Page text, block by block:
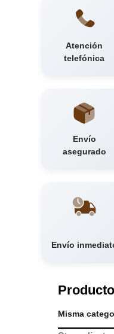
Atención
telefónica
Envío
asegurado
Envío
Misma